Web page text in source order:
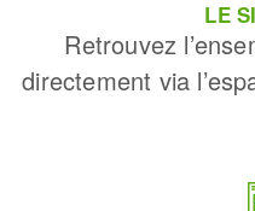
Tables
Rubans
Fraise HSS
LE
Retrouvez
directement via